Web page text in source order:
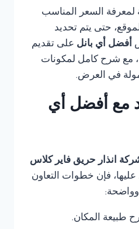
السعر المناسب
حتى يتم تحديد
أفضل أي بانل على تقديم
مع شرح كامل لمكونات
في العرض.
مع أفضل أي
انذار حريق فاير كلاس
عليها، فإن خطوات التعاون
طبيعة المكان.